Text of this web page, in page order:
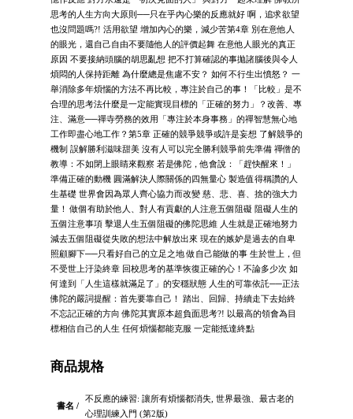
思考的人生方向大原則──只在乎內心樂的反應就好 啊，追求欲望
也沒問題嗎?! 活用欲望 增加內心的樂，減少苦第4章 別在意他人
的眼光，還自己自由不要隨他人的評價起舞 在意他人眼光的真正
原因 不要接納頭腦的胡思亂想 把不打算確認的事拋諸腦後與令人
煩悶的人保持距離 為什麼總是焦慮不安？ 如何不行生出憤怒？ 一
舉消除多年煩惱的方法不再比較，專注於自己的事！「比較」是不
合理的思考法什麼是一定能實現目標的「正確的努力」？改善、專
注、滿意──禪寺勞務的效用「專注於本身事務」的禪智慧無心地
工作即盡心地工作？第5章 正確的競爭競爭或許是妄想 了解競爭的
機制 誤解勝利滋味甜美 沒有人可以完全勝利競爭前先準備 禪僧的
教導：不如閉上眼睛來觀察 若是佛陀，他會說：「趕快醒來！」
準備正確的動機 圓滿解決人際關係的四無量心 製造值得稱讚的人
生基礎 世界會因為眾人齊心協力而改變 慈、悲、喜、捨的強大力
量！ 做個有助於他人、對人有貢獻的人注意五個阻礙 阻礙人生的
五個注意事項 擊退人生五個阻礙的佛陀思維 人生就是正確地努力
減去五個阻礙從失敗的想法中解放出來 現在的嫉妒是過去的自卑
照顧腳下──只看好自己的立足之地 做自己能做的事 生於世上，但
不受世上汙染終章 回校思考的基準恢復正確的心！不論多少次 如
何達到「人生這樣就滿足了」的安穩狀態 人生的可靠依託──正法
佛陀的嚴詞提醒：首先要靠自己！ 踏出、回歸、持續走下去始終
不忘記正確的方向 佛陀其實原本超負面思考?! 以最高的領會為目
標相信自己的人生 任何煩惱都能克服 一定能抵達終點
商品規格
書名 /
不反應的練習: 讓所有煩惱都消失, 世界最強、最古老的
心理訓練入門 (第2版)